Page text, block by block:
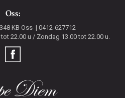
Oss:
KB Oss
0412-627712
22.00 u / Zondag 13.00 tot 22.00 u.